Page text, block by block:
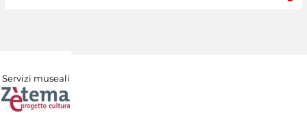
Servizi museali